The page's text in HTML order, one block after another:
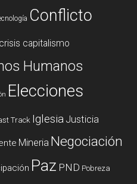
Conflicto
crisis capitalismo
Humanos
Elecciones
Track Iglesia Justicia
Mineria Negociación
Paz PND Pobreza